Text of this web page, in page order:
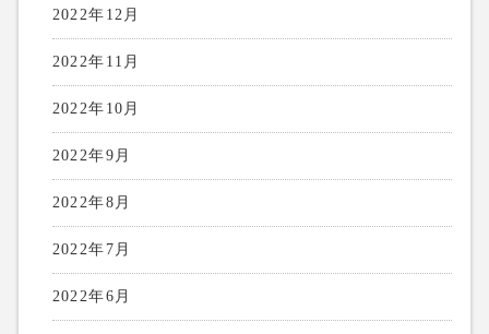
2022年12月
2022年11月
2022年10月
2022年9月
2022年8月
2022年7月
2022年6月